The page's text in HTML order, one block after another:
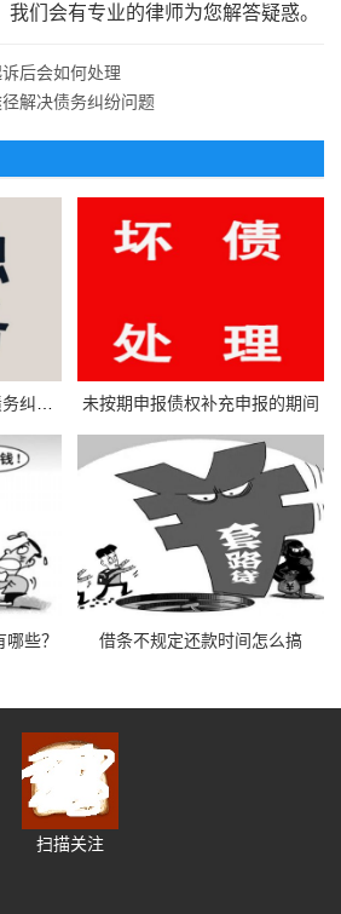
们会有专业的律师为您解答疑惑。
后会如何处理
解决债务纠纷问题
未按期申报债权补充申报的期间
些？ 借条不规定还款时间怎么搞
扫描关注